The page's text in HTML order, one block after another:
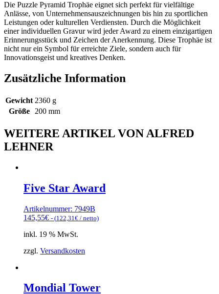
Die Puzzle Pyramid Trophäe eignet sich perfekt für vielfältige
Anlässe, von Unternehmensauszeichnungen bis hin zu sportlichen
Leistungen oder kulturellen Verdiensten. Durch die Möglichkeit
einer individuellen Gravur wird jeder Award zu einem einzigartigen
Erinnerungsstück und Zeichen der Anerkennung. Diese Trophäe ist
nicht nur ein Symbol für erreichte Ziele, sondern auch für
Innovationsgeist und kreatives Denken.
Zusätzliche Information
Gewicht 2360 g
Größe
200 mm
WEITERE ARTIKEL VON ALFRED
LEHNER
Five Star Award
Artikelnummer: 7949B
145,55€ - (122,31 € / netto)
inkl. 19 % MwSt.
zzgl. Versandkosten
Mondial Tower